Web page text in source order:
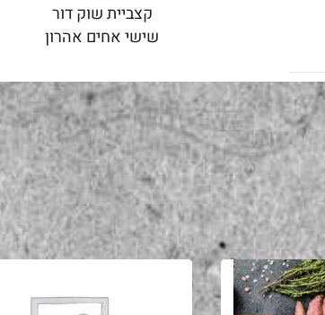
קצביית שוק דור
שישי אחים אהרון